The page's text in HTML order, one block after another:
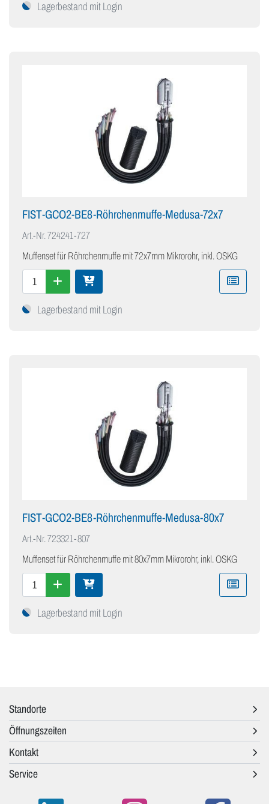
Lagerbestand mit Login
FIST-GCO2-BE8-Röhrchenmuffe-Medusa-72x7
Art.-Nr.724241-727
Muffenset für Röhrchenmuffe mit 72x7mm Mikrorohr, inkl. OSKG
Lagerbestand mit Login
FIST-GCO2-BE8-Röhrchenmuffe-Medusa-80x7
Art.-Nr.723321-807
Muffenset für Röhrchenmuffe mit 80x7mm Mikrorohr, inkl. OSKG
Lagerbestand mit Login
Standorte
Öffnungszeiten
Kontakt
Service